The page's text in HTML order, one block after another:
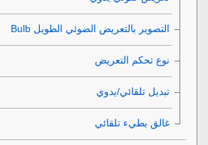
التصوير بالتعريض الضوئي الطويل Bulb
نوع تحكم التعريض
تبديل تلقائي/يدوي
غالق بطيء تلقائي